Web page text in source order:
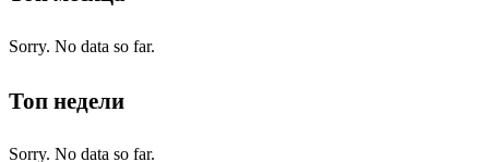
Sorry. No data so far.
Топ недели
Sorry. No data so far.